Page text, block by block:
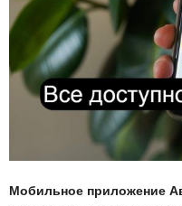
Мобильное приложение